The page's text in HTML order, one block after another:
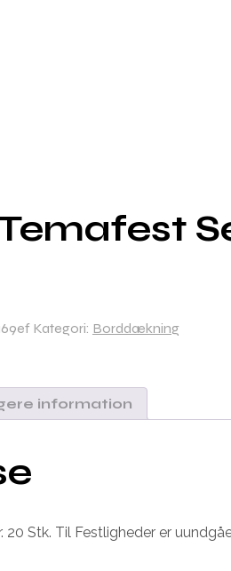
Kategori: Borddækning
information
20 Stk. Til Festligheder er